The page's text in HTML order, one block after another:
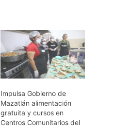
Impulsa Gobierno de
Mazatlán alimentación
gratuita y cursos en
Centros Comunitarios del